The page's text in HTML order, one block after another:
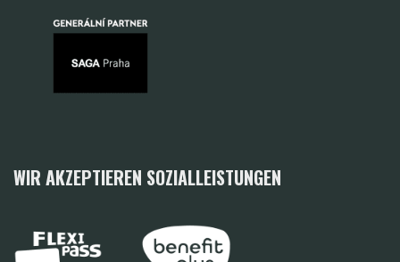
WIR AKZEPTIEREN SOZIALLEISTUNGEN